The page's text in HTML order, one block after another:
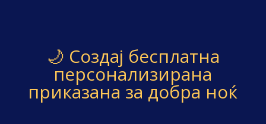
🌙 Создај бесплатна
персонализирана
приказана за добра ноќ